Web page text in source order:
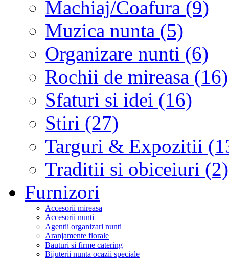
Machiaj/Coafura (9)
Muzica nunta (5)
Organizare nunti (6)
Rochii de mireasa (16)
Sfaturi si idei (16)
Stiri (27)
Targuri & Expozitii
Traditii si obiceiuri (2)
Furnizori
Accesorii mireasa
Accesorii nunti
Agentii organizari nunti
Aranjamente florale
Bauturi si firme catering
Bijuterii nunta ocazii speciale